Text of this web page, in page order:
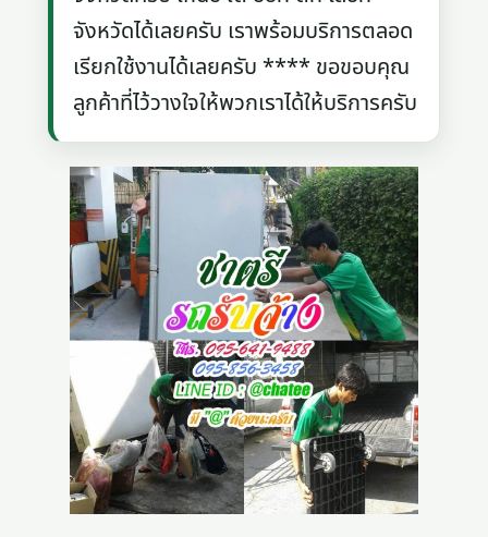
จังหวัดได้เลยครับ เราพร้อมบริการตลอด
เรียกใช้งานได้เลยครับ **** ขอขอบคุณ
ลูกค้าที่ไว้วางใจให้พวกเราได้ให้บริการครับ